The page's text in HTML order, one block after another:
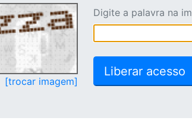
[trocar imagem]
Digite a palavra na